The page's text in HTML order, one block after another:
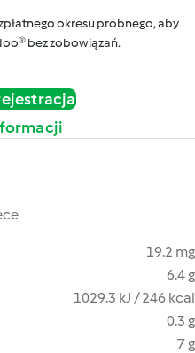
okresu próbnego, aby
bez zobowiązań.
19.2 mg
6.4 g
1029.3 kJ / 246 kcal
0.3 g
7 g